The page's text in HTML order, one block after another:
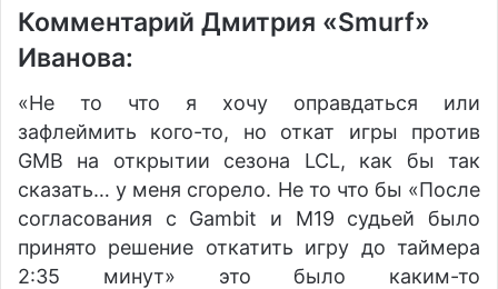
Комментарий Дмитрия «Smurf»
Иванова:
«Не то что я хочу оправдаться или
зафлеймить кого-то, но откат игры против
GMB на открытии сезона LCL, как бы так
сказать… у меня сгорело. Не то что бы «После
согласования с Gambit и М19 судьей было
принято решение откатить игру до таймера
2:35 минут» это было каким-то